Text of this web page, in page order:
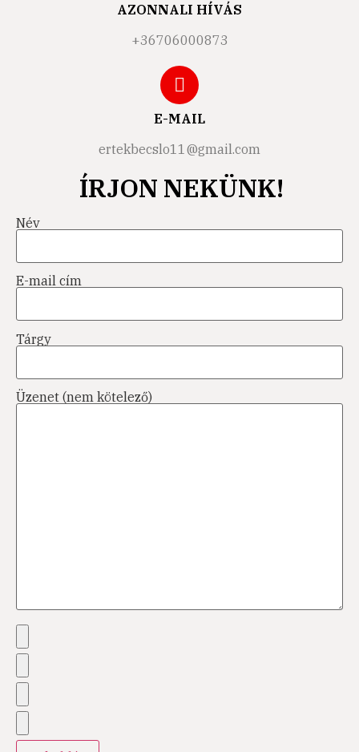
AZONNALI HÍVÁS
+36706000873
E-MAIL
ertekbecslo11@gmail.com
ÍRJON NEKÜNK!
Név
E-mail cím
Tárgy
Üzenet (nem kötelező)